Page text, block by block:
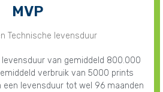
MVP
Technische levensduur
van gemiddeld 800.000
verbruik van 5000 prints
een levensduur tot wel 96 maanden